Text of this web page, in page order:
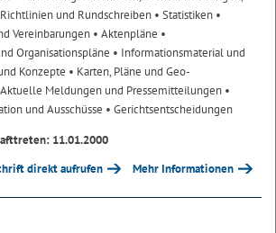
und Rundschreiben • Statistiken •
Vereinbarungen • Aktenpläne •
Organisationspläne • Informationsmaterial und
Konzepte • Karten, Pläne und Geo-
Meldungen und Pressemitteilungen •
und Ausschüsse • Gerichtsentscheidungen
11.01.2000
direkt aufrufen Mehr Informationen